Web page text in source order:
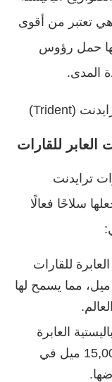
تعتبر من أقوى
حمل رؤوس
المدى.
العابر للقارات
ترايدنت
سلاحًا فعالًا
للقارات
ترايدنت بمدى يصل إلى 12,000 ميل، مما يسمح لها
العابرة
للقارات ترايدنت ما يقرب من 15,000 ميل في